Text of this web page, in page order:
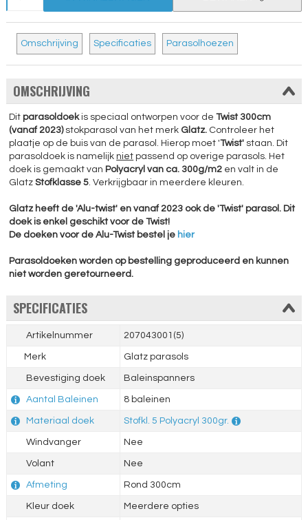
Omschrijving Specificaties Parasolhoezen
OMSCHRIJVING
Dit parasoldoekis speciaal ontworpen voor deTwist 300cm
(vanaf 2023)stokparasol van het merk Glatz. Controleer het
plaatje op de buis van de parasol. Hierop moet 'Twist' staan. Dit
parasoldoek is namelijk niet passend op overige parasols. Het
doek is gemaakt van Polyacryl van ca. 300g/m2 en valt in de
Glatz Stofklasse 5. Verkrijgbaar in meerdere kleuren.
Glatz heeft de 'Alu-twist' en vanaf 2023 ook de 'Twist' parasol. Dit
doek is enkel geschikt voor de Twist!
De doeken voor de Alu-Twist bestel je hier
Parasoldoeken worden op bestelling geproduceerd en kunnen
niet worden geretourneerd.
SPECIFICATIES
Artikelnummer 207043001(5)
Merk Glatz parasols
Bevestiging doek Baleinspanners
Aantal Baleinen 8 baleinen
Materiaal doek Stofkl. 5 Polyacryl 300gr.
Windvanger Nee
Volant Nee
Afmeting Rond 300cm
Kleur doek Meerdere opties